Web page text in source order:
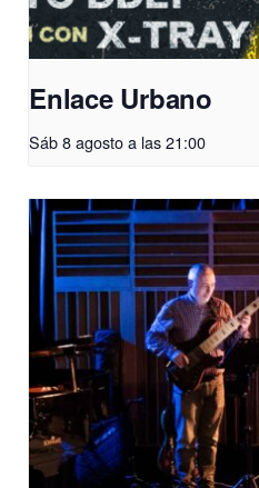
Enlace Urbano
Sáb 8 agosto a las 21:00